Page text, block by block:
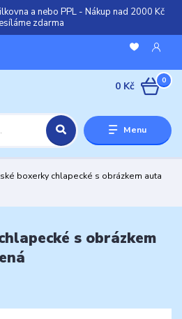
a nebo PPL - Nákup nad 2000 Kč
zdarma
Menu
0
0 Kč
boxerky chlapecké s obrázkem auta
s obrázkem